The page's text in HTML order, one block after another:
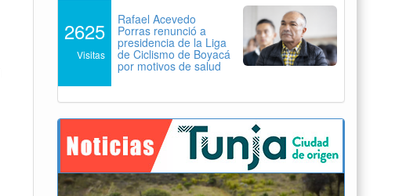
2625
Visitas
Rafael Acevedo
Porras renunció a
presidencia de la Liga
de Ciclismo de Boyacá
por motivos de salud
Previous Next